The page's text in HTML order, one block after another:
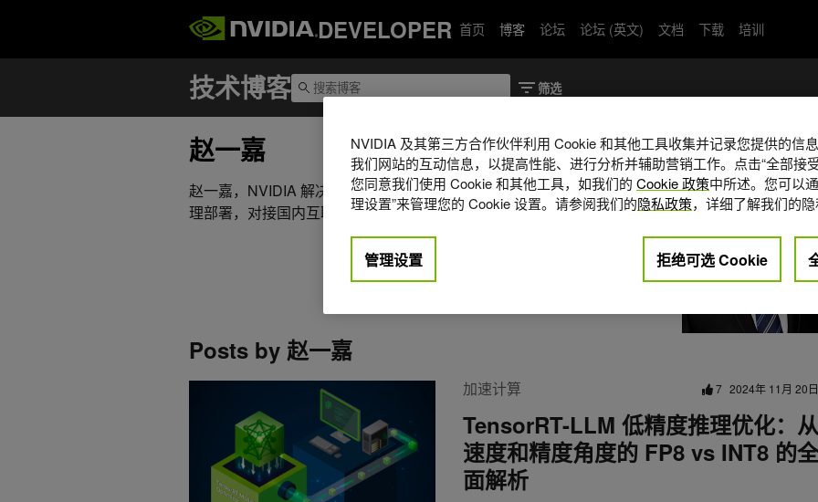
DEVELOPER 首页 博客 论坛 论坛 (英文) 文档 下载 培训
赵一嘉
赵一嘉，NVIDIA 解决方案架构师，目前主要聚焦于大模型在 GPU 的推
理部署，对接国内互联网客户。
Posts by 赵一嘉
加速计算 7 2024年 11月 20日
TensorRT-LLM 低精度推理优化：从
速度和精度角度的 FP8 vs INT8 的全
面解析
NVIDIA 及其第三方合作伙伴利用 Cookie 和其他工具收集并记录您提供的信
我们网站的互动信息，以提高性能、进行分析并辅助营销工作。点击“全部接
您同意我们使用 Cookie 和其他工具，如我们的 Cookie 政策中所述。您可以
理设置”来管理您的 Cookie 设置。请参阅我们的隐私政策，详细了解我们的
管理设置 拒绝可选 Cookie